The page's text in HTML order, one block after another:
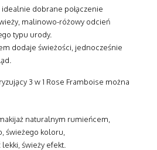
idealnie dobrane połączenie
malinowo-różowy odcień
typu urody.
dodaje świeżości, jednocześnie
3 w 1 Rose Framboise można
naturalnym rumieńcem,
świeżego koloru,
lekki, świeży efekt.